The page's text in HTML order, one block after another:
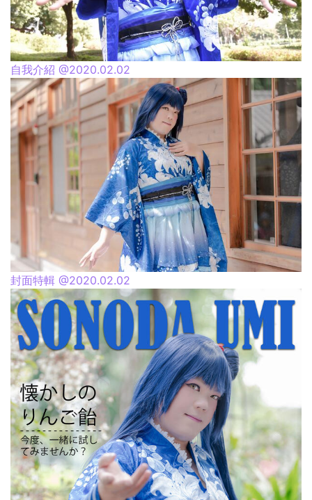
自我介紹 @2020.02.02
封面特輯 @2020.02.02